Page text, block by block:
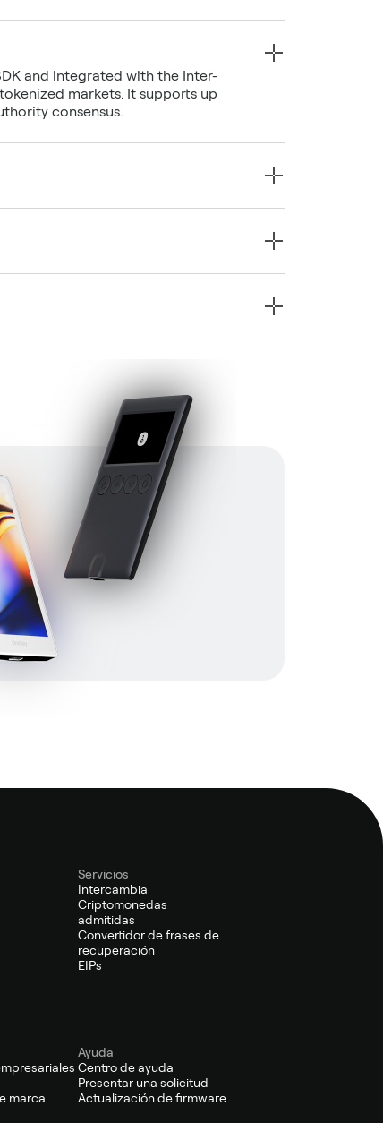
and integrated with the Inter-
markets. It supports up
consensus.
Servicios
Intercambia
Criptomonedas
admitidas
Convertidor de frases de
recuperación
EIPs
marca
Ayuda
Centro de ayuda
Presentar una solicitud
Actualización de firmware